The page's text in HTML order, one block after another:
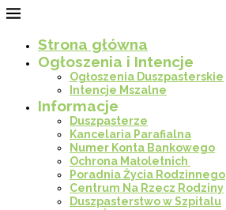
Strona główna
Ogłoszenia i Intencje
Ogłoszenia Duszpasterskie
Intencje Mszalne
Informacje
Duszpasterze
Kancelaria Parafialna
Numer Konta Bankowego
Ochrona Małoletnich
Poradnia Życia Rodzinnego
Centrum Na Rzecz Rodziny
Duszpasterstwo w Szpitalu